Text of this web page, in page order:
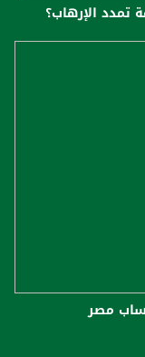
تمدد الإرهاب؟
مصر